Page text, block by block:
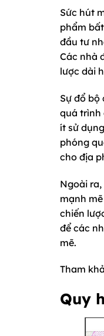
Sức hút
phẩm
đầu tư
Các nhà
lược dài
Sự đổ
quá trình
ít sử
phóng
cho địa
Ngoài
mạnh
chiến
để các
mẽ.
Tham
Quy